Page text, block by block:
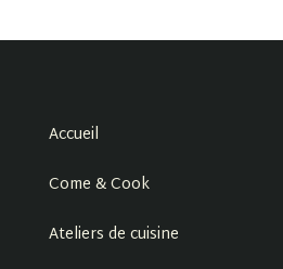
Accueil
Come & Cook
Ateliers de cuisine